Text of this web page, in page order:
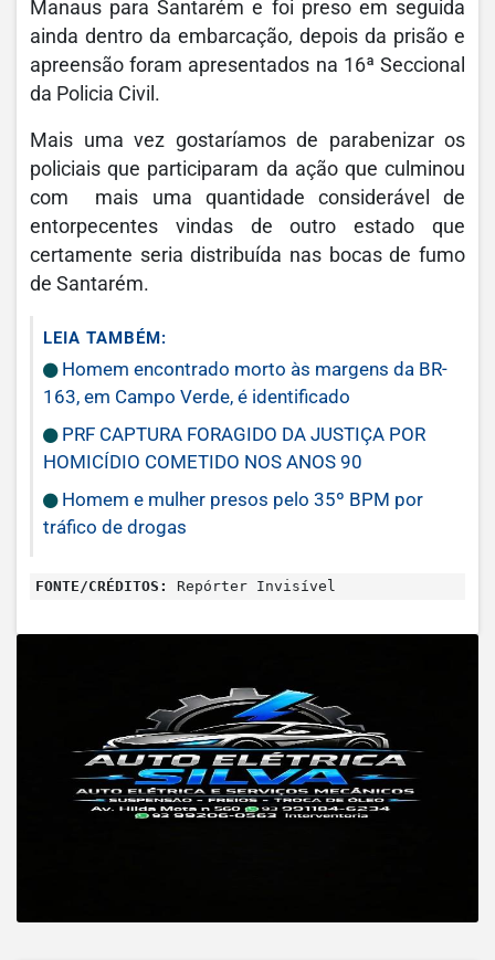
Manaus para Santarém e foi preso em seguida
ainda dentro da embarcação, depois da prisão e
apreensão foram apresentados na 16ª Seccional
da Policia Civil.
Mais uma vez gostaríamos de parabenizar os
policiais que participaram da ação que culminou
com mais uma quantidade considerável de
entorpecentes vindas de outro estado que
certamente seria distribuída nas bocas de fumo
de Santarém.
LEIA TAMBÉM:
Homem encontrado morto às margens da BR-
163, em Campo Verde, é identificado
PRF CAPTURA FORAGIDO DA JUSTIÇA POR
HOMICÍDIO COMETIDO NOS ANOS 90
Homem e mulher presos pelo 35º BPM por
tráfico de drogas
FONTE/CRÉDITOS: Repórter Invisível